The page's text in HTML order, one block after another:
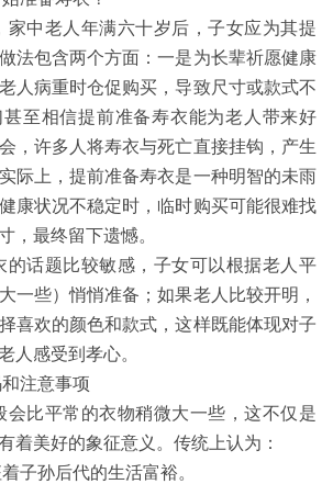
中老人年满六十岁后，子女应为其提
法包含两个方面：一是为长辈祈愿健康
人病重时仓促购买，导致尺寸或款式不
至相信提前准备寿衣能为老人带来好
，许多人将寿衣与死亡直接挂钩，产生
际上，提前准备寿衣是一种明智的未雨
康状况不稳定时，临时购买可能很难找
，最终留下遗憾。
话题比较敏感，子女可以根据老人平
一些）悄悄准备；如果老人比较开明，
喜欢的颜色和款式，这样既能体现对子
人感受到孝心。
注意事项
比平常的衣物稍微大一些，这不仅是
着美好的象征意义。传统上认为：
子孙后代的生活富裕。